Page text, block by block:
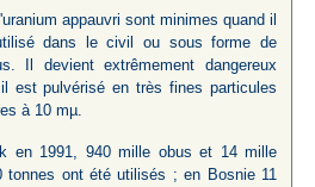
appauvri sont minimes quand il
dans le civil ou sous forme de
Il devient extrêmement dangereux
est pulvérisé en très fines particules
à 10 mµ.
en 1991, 940 mille obus et 14 mille
tonnes ont été utilisés ; en Bosnie 11